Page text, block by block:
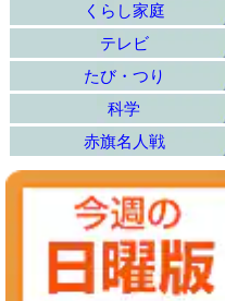
くらし家庭
テレビ
たび・つり
科学
赤旗名人戦